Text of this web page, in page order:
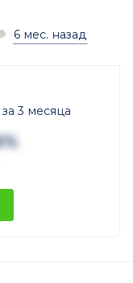
6 мес. назад
3 месяца